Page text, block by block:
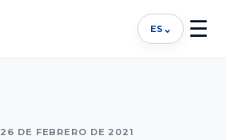
ES ⌄ ☰
26 DE FEBRERO DE 2021